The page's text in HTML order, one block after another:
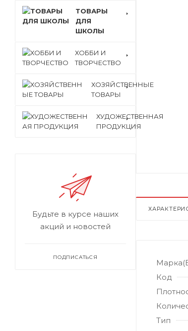
Код
Тип
ТОВАРЫ
ДЛЯ
ШКОЛЫ
ХОББИ И
ТВОРЧЕСТВО
ХОЗЯЙСТВЕННЫЕ
ТОВАРЫ
ХУДОЖЕСТВЕННАЯ
ПРОДУКЦИЯ
Будьте в курсе наших
акций и новостей
ПОДПИСАТЬСЯ